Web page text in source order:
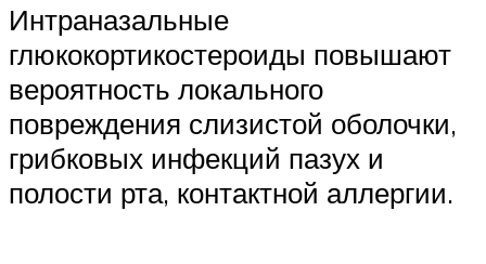
Интраназальные
глюкокортикостероиды повышают
вероятность локального
повреждения слизистой оболочки,
грибковых инфекций пазух и
полости рта, контактной аллергии.